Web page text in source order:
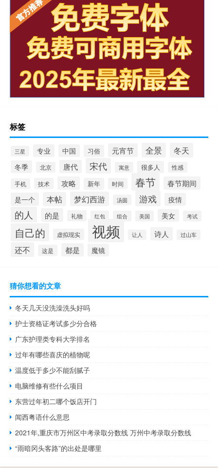
标签
三星 专业 中国 习俗 元宵节 全景 冬天
冬季 北京 唐代 宋代 寓意 很多人 性感
手机 技术 攻略 新年 时间 春节
春节期间
是一个
本帖 梦幻西游 汤圆 游戏 疫情
的人 的是 礼物 红包 组合 美国 美女 考试
自己的 虚拟现实 视频 让人 诗人 过山车
还不 这是 都是 魔镜
猜你想看的文章
冬天几天没洗澡洗头好吗
护士资格证考试多少分合格
广东护理类专科大学排名
过年有哪些喜庆的植物呢
温度低于多少不能刮腻子
电脑维修有些什么项目
东营过年初二哪个饭店开门
闻西粤语什么意思
2021年,重庆市万州区中考录取分数线 万州中考录取分数线
“雨暗冈头客路”的出处是哪里